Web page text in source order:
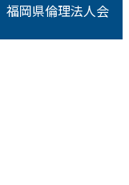
岡県倫理法人会